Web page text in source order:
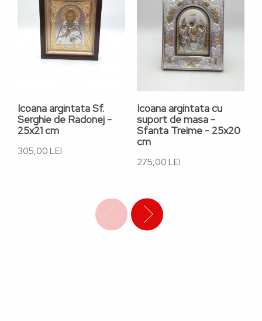
Icoana argintata Sf.
Serghie de Radonej -
25x21 cm
305,00 LEI
Icoana argintata cu
suport de masa -
Sfanta Treime - 25x20
cm
275,00 LEI